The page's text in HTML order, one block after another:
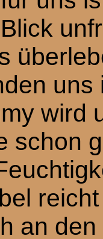
wird
schon
an